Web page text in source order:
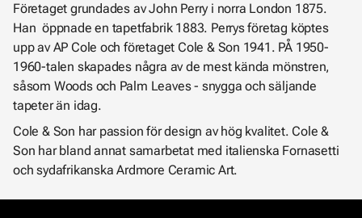
Företaget grundades av John Perry i norra London 1875.
Han öppnade en tapetfabrik 1883. Perrys företag köptes
upp av AP Cole och företaget Cole & Son 1941. PÅ 1950-
1960-talen skapades några av de mest kända mönstren,
såsom Woods och Palm Leaves - snygga och säljande
tapeter än idag.
Cole & Son har passion för design av hög kvalitet. Cole &
Son har bland annat samarbetat med italienska Fornasetti
och sydafrikanska Ardmore Ceramic Art.